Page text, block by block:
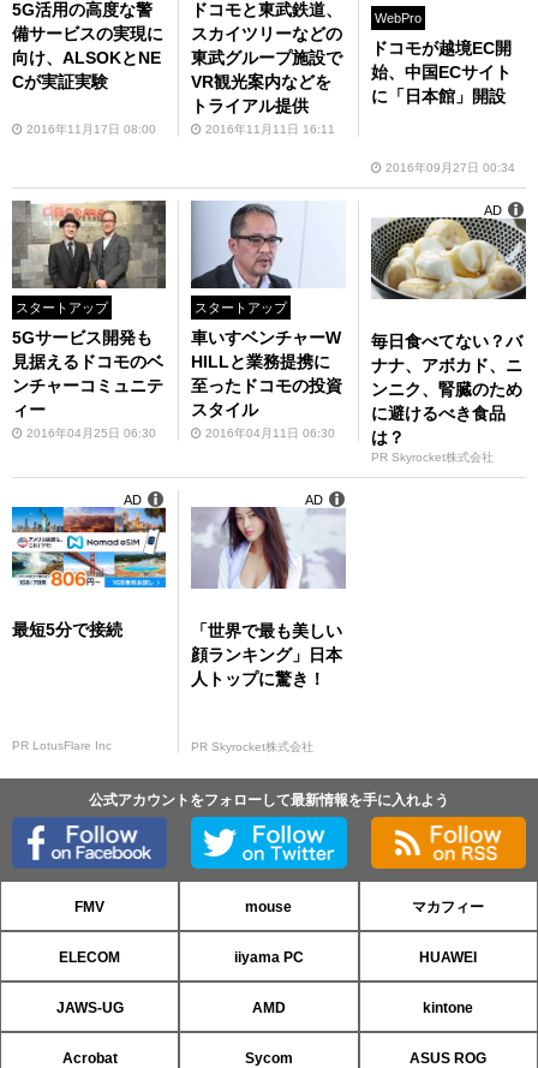
5G活用の高度な警
備サービスの実現に
向け、ALSOKとNE
Cが実証実験
2016年11月17日 08:00
ドコモと東武鉄道、
スカイツリーなどの
東武グループ施設で
VR観光案内などを
トライアル提供
2016年11月11日 16:11
WebPro
ドコモが越境EC開
始、中国ECサイト
に「日本館」開設
2016年09月27日 00:34
スタートアップ
5Gサービス開発も
見据えるドコモのベ
ンチャーコミュニテ
ィー
2016年04月25日 06:30
スタートアップ
車いすベンチャーW
HILLと業務提携に
至ったドコモの投資
スタイル
2016年04月11日 06:30
毎日食べてない？バ
ナナ、アボカド、ニ
ンニク、腎臓のため
に避けるべき食品
は？
PR Skyrocket株式会社
AD
最短5分で接続
PR LotusFlare Inc
AD
「世界で最も美しい
顔ランキング」日本
人トップに驚き！
PR Skyrocket株式会社
AD
公式アカウントをフォローして最新情報を手に入れよう
FMV mouse マカフィー
ELECOM iiyama PC HUAWEI
JAWS-UG AMD kintone
Acrobat Sycom ASUS ROG